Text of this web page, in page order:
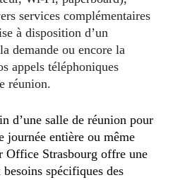
services complémentaires
à disposition d’un
demande ou encore la
appels téléphoniques
réunion.
d’une salle de réunion pour
journée entière ou même
Office Strasbourg offre une
besoins spécifiques des